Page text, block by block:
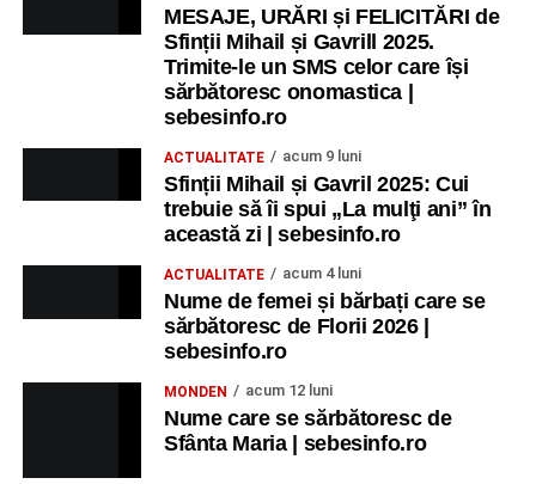
MESAJE, URĂRI și FELICITĂRI de
Sfinții Mihail și Gavrill 2025.
Trimite-le un SMS celor care își
sărbătoresc onomastica |
sebesinfo.ro
ACTUALITATE acum 9 luni
Sfinții Mihail și Gavril 2025: Cui
trebuie să îi spui „La mulţi ani” în
această zi | sebesinfo.ro
ACTUALITATE acum 4 luni
Nume de femei și bărbați care se
sărbătoresc de Florii 2026 |
sebesinfo.ro
MONDEN acum 12 luni
Nume care se sărbătoresc de
Sfânta Maria | sebesinfo.ro